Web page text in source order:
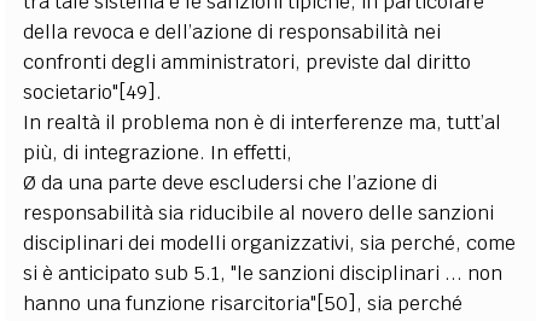
della revoca e dell’azione di responsabilità nei
confronti degli amministratori, previste dal diritto
societario"[49].
In realtà il problema non è di interferenze ma, tutt’al
più, di integrazione. In effetti,
Ø da una parte deve escludersi che l’azione di
responsabilità sia riducibile al novero delle sanzioni
disciplinari dei modelli organizzativi, sia perché, come
si è anticipato sub 5.1, "le sanzioni disciplinari ... non
hanno una funzione risarcitoria"[50], sia perché